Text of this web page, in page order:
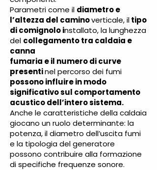
Parametri come il diametro e
l’altezza del caminoverticale, iltipo
di comignolo installato, la lunghezza
del collegamento tra caldaia e
canna
fumaria e il numero di curve
presentinel percorso dei fumi
possono influire in modo
significativo sul comportamento
acustico dell’intero sistema.
Anche le caratteristiche della caldaia
giocano un ruolo determinante: la
potenza, il diametro dell’uscita fumi
e la tipologia del generatore
possono contribuire alla formazione
di specifiche frequenze sonore.